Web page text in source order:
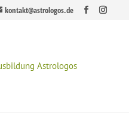
kontakt@astrologos.de